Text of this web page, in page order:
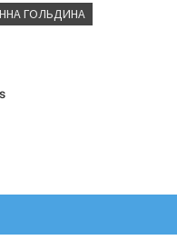
ГОЛЬДИНА